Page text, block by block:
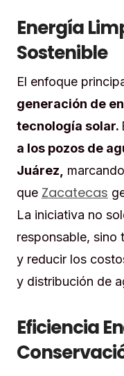
Energía
Sostenible
El enfoque
generación de
tecnología solar.
a los pozos de
Juárez,
que Zacatecas
La iniciativa no
responsable, sino
y reducir los
y distribución de
Eficiencia